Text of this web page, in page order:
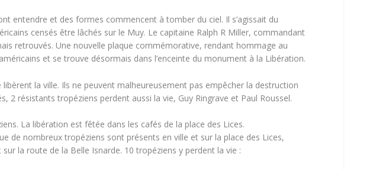
entendre et des formes commencent à tomber du ciel. Il s’agissait du
censés être lâchés sur le Muy. Le capitaine Ralph R Miller, commandant
retrouvés. Une nouvelle plaque commémorative, rendant hommage au
et se trouve désormais dans l’enceinte du monument à la Libération.
la ville. Ils ne peuvent malheureusement pas empêcher la destruction
résistants tropéziens perdent aussi la vie, Guy Ringrave et Paul Roussel.
La libération est fêtée dans les cafés de la place des Lices.
de nombreux tropéziens sont présents en ville et sur la place des Lices,
la route de la Belle Isnarde. 10 tropéziens y perdent la vie :